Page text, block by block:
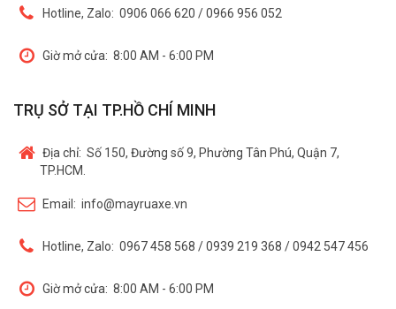
Hotline, Zalo: 0906 066 620 / 0966 956 052
Giờ mở cửa: 8:00 AM - 6:00 PM
TRỤ SỞ TẠI TP.HỒ CHÍ MINH
Địa chỉ: Số 150, Đường số 9, Phường Tân Phú, Quận 7,
TP.HCM.
Email: info@mayruaxe.vn
Hotline, Zalo: 0967 458 568 / 0939 219 368 / 0942 547 456
Giờ mở cửa: 8:00 AM - 6:00 PM